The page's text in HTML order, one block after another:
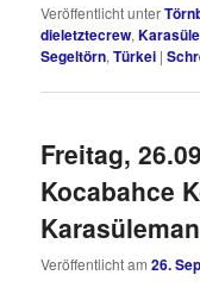
Veröffentlicht unter
dieletztecrew,
Segeltörn,Türkei |
Freitag,
Kocabahce
Veröffentlicht am26.